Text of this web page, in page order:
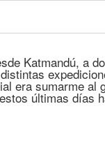
Katmandú, a
era sumarme al
últimas días